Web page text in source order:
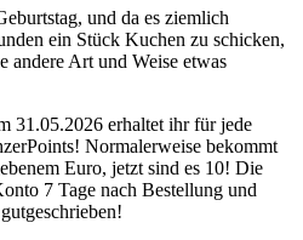
und da es ziemlich
ein Stück Kuchen zu schicken,
andere Art und Weise etwas
31.05.2026 erhaltet ihr für jede
Normalerweise bekommt
Euro, jetzt sind es 10! Die
7 Tage nach Bestellung und